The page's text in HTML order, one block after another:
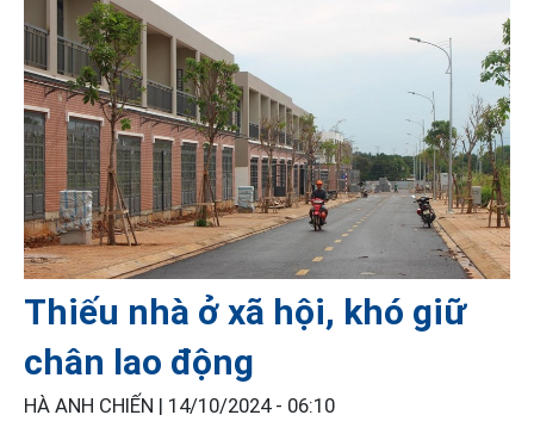
Thiếu nhà ở xã hội, khó giữ
chân lao động
HÀ ANH CHIẾN | 14/10/2024 - 06:10